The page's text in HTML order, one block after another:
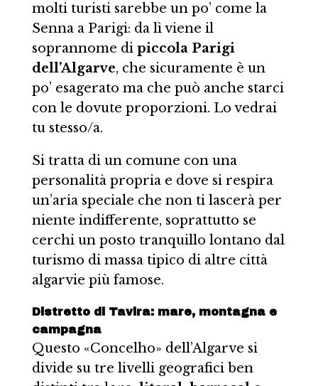
molti turisti sarebbe un po’ come la
Senna a Parigi: da lì viene il
soprannome di piccola Parigi
dell’Algarve, che sicuramente è un
po’ esagerato ma che può anche starci
con le dovute proporzioni. Lo vedrai
tu stesso/a.
Si tratta di un comune con una
personalità propria e dove si respira
un’aria speciale che non ti lascerà per
niente indifferente, soprattutto se
cerchi un posto tranquillo lontano dal
turismo di massa tipico di altre città
algarvie più famose.
Distretto di Tavira: mare, montagna e
campagna
Questo «Concelho» dell’Algarve si
divide su tre livelli geografici ben